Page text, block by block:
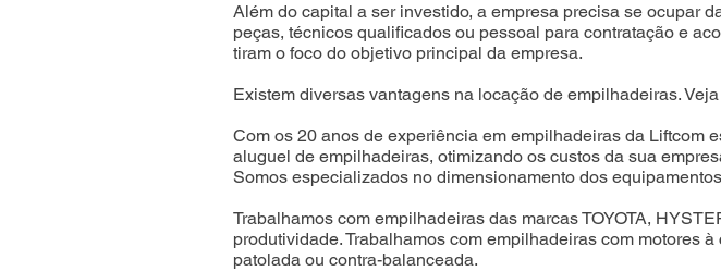
Além do capital a ser investido, a empresa precisa se ocupar
peças, técnicos qualificados ou pessoal para contratação e
tiram o foco do objetivo principal da empresa.
Existem diversas vantagens na locação de empilhadeiras. Veja
Com os 20 anos de experiência em empilhadeiras da Liftcom
aluguel de empilhadeiras, otimizando os custos da sua
Somos especializados no dimensionamento dos
Trabalhamos com empilhadeiras das marcas TOYOTA,
produtividade.Trabalhamos com empilhadeiras com motores
patolada ou contra-balanceada.